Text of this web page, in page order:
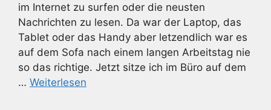
im Internet zu surfen oder die neusten
Nachrichten zu lesen. Da war der Laptop, das
Tablet oder das Handy aber letzendlich war es
auf dem Sofa nach einem langen Arbeitstag nie
so das richtige. Jetzt sitze ich im Büro auf dem
… Weiterlesen